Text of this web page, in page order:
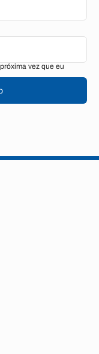
vez que eu